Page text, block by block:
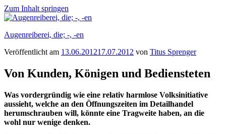
Zum Inhalt springen
Augenreiberei, die; -, -en
Veröffentlicht am 13.06.201217.07.2012 von Titus Sprenger
Von Kunden, Königen und Bediensteten
Was vordergründig wie eine relativ harmlose Volksinitiative
aussieht, welche an den Öffnungszeiten im Detailhandel
herumschrauben will, könnte eine Tragweite haben, an die
wohl nur wenige denken.